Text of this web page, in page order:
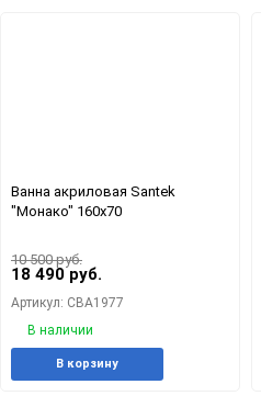
Ванна акриловая Santek
"Монако" 160х70
10 500 руб.
18 490 руб.
Артикул: СВА1977
В наличии
В корзину